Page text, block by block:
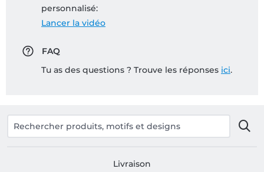
personnalisé:
Lancer la vidéo
FAQ
Tu as des questions ? Trouve les réponses ici.
Livraison